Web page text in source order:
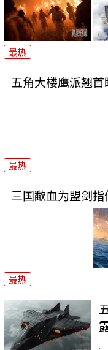
最热
五角大楼鹰派翘
最热
三国歃血为盟剑指
最热